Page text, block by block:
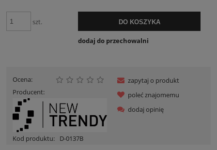
szt. DO KOSZYKA
dodaj do przechowalni
Ocena:
Producent:
Kod produktu: D-0137B
zapytaj o produkt
poleć znajomemu
dodaj opinię